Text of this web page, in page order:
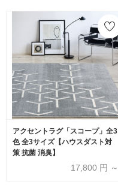
アクセントラグ「スコープ」全3
色 全3サイズ【ハウスダスト対
策 抗菌 消臭】
17,800 円 ～